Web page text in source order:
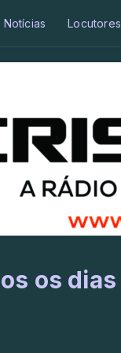
Notícias Locutores
os dias